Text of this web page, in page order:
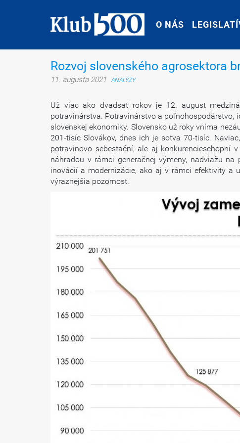
O NÁS
O NÁS
Rozvoj slovenského agrosektora
11. augusta 2021 ANALÝZY
Už viac ako dvadsať rokov je 12. august
potravinárstva. Potravinárstvo a poľnohospodárstvo,
slovenskej ekonomiky. Slovensko už roky vníma
201-tisíc Slovákov, dnes ich je sotva 70-tisíc.
potravinovo sebestační, ale aj konkurencieschopní
náhradou v rámci generačnej výmeny, nadviažu
inovácií a modernizácie, ako aj v rámci efektivity a
výraznejšia pozornosť.